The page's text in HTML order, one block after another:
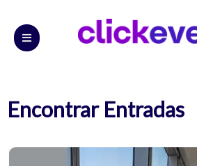
Encontrar Entradas